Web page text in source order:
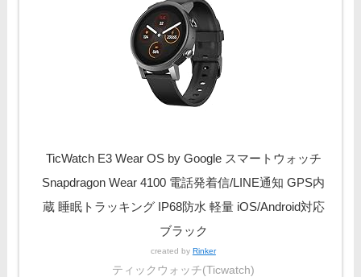
TicWatch E3 Wear OS by Google スマートウォッチ
Snapdragon Wear 4100 電話発着信/LINE通知 GPS内
蔵 睡眠トラッキング IP68防水 軽量 iOS/Android対応
ブラック
created by Rinker
ティックウォッチ(Ticwatch)